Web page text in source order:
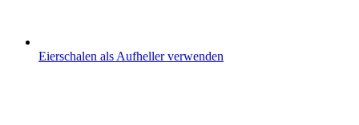
Eierschalen als Aufheller verwenden